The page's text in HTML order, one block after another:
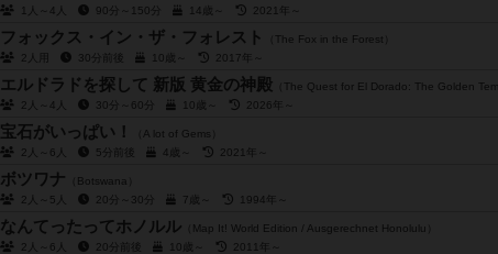
1人～4人
90分～150分 14歳～ 2021年～
フォックス・イン・ザ・フォレスト
（The Fox in the Forest）
2人用
30分前後 10歳～ 2017年～
エルドラドを探して 新版 黄金の神殿 （The Quest for El Dorado: The Golden
2人～4人
30分～60分 10歳～ 2026年～
宝石がいっぱい！
（A lot of Gems）
2人～6人
5分前後 4歳～ 2021年～
ボツワナ （Botswana）
2人～5人
20分～30分 7歳～ 1994年～
なんてったってホノルル （Map It! World Edition / Ausgerechnet Honolulu）
2人～6人
20分前後 10歳～ 2011年～